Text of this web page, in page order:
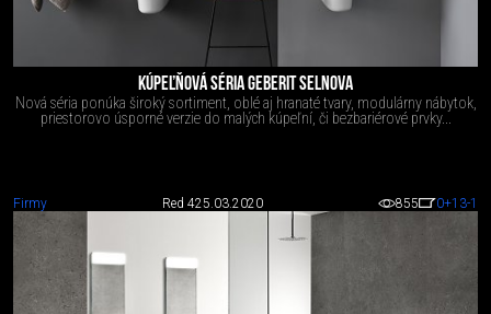
KÚPEĽŇOVÁ SÉRIA GEBERIT SELNOVA
Nová séria ponúka široký sortiment, oblé aj hranaté tvary, modulárny nábytok,
priestorovo úsporné verzie do malých kúpeľní, či bezbariérové prvky...
Firmy Red 425.03.2020 855 0+13-1